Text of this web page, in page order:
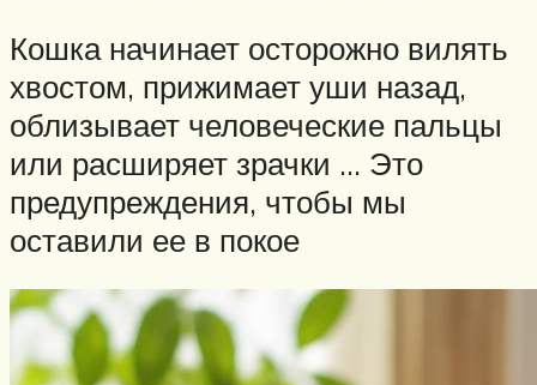
Кошка начинает осторожно вилять
хвостом, прижимает уши назад,
облизывает человеческие пальцы
или расширяет зрачки … Это
предупреждения, чтобы мы
оставили ее в покое